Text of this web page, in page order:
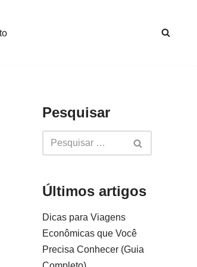
Pesquisar
Últimos artigos
Dicas para Viagens
Econômicas que Você
Precisa Conhecer (Guia